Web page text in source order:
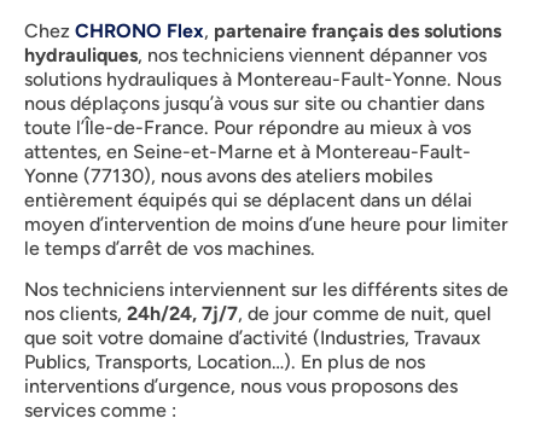
Chez CHRONO Flex, partenaire français des solutions
hydrauliques, nos techniciens viennent dépanner vos
solutions hydrauliques à Montereau-Fault-Yonne. Nous
nous déplaçons jusqu’à vous sur site ou chantier dans
toute l’Île-de-France. Pour répondre au mieux à vos
attentes, en Seine-et-Marne et à Montereau-Fault-
Yonne (77130), nous avons des ateliers mobiles
entièrement équipés qui se déplacent dans un délai
moyen d’intervention de moins d’une heure pour limiter
le temps d’arrêt de vos machines.
Nos techniciens interviennent sur les différents sites de
nos clients, 24h/24, 7j/7, de jour comme de nuit, quel
que soit votre domaine d’activité (Industries, Travaux
Publics, Transports, Location…). En plus de nos
interventions d’urgence, nous vous proposons des
services comme :